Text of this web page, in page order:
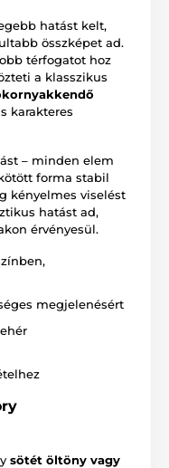
hatást kelt,
összképet ad.
térfogatot hoz
a klasszikus
karakteres
– minden elem
forma stabil
kényelmes viselést
hatást ad,
érvényesül.
megjelenésért
sötét öltöny vagy